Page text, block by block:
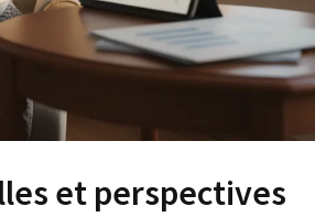
et perspectives